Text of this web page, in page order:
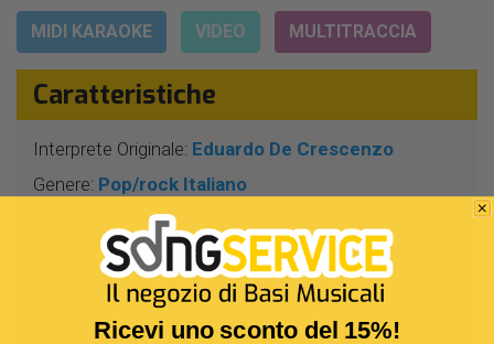
MIDI KARAOKE VIDEO MULTITRACCIA
Caratteristiche
Interprete Originale: Eduardo De Crescenzo
Genere: Pop/rock Italiano
C.Mattone - G.Morra
4 Min 28 Sec
Segnatura: 4/4
71
Ricevi uno sconto del 15%!